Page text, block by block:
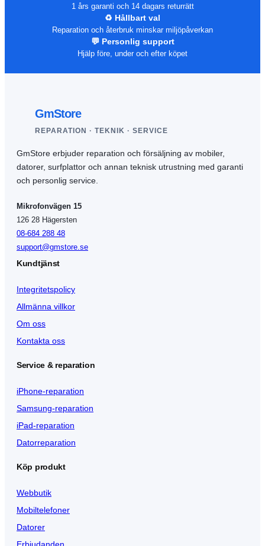
1 års garanti och 14 dagars returrätt
♻️ Hållbart val
Reparation och återbruk minskar miljöpåverkan
💬 Personlig support
Hjälp före, under och efter köpet
GmStore
REPARATION · TEKNIK · SERVICE
GmStore erbjuder reparation och försäljning av mobiler,
datorer, surfplattor och annan teknisk utrustning med garanti
och personlig service.
Mikrofonvägen 15
126 28 Hägersten
08-684 288 48
support@gmstore.se
Kundtjänst
Integritetspolicy
Allmänna villkor
Om oss
Kontakta oss
Service & reparation
iPhone-reparation
Samsung-reparation
iPad-reparation
Datorreparation
Köp produkt
Webbutik
Mobiltelefoner
Datorer